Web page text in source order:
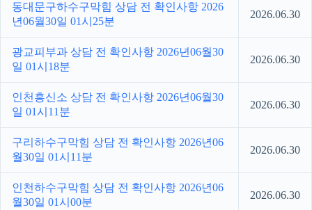
동대문구하수구막힘 상담 전 확인사항 2026
년06월30일 01시25분
2026.06.30
광교피부과 상담 전 확인사항 2026년06월30
일 01시18분
2026.06.30
인천흥신소 상담 전 확인사항 2026년06월30
일 01시11분
2026.06.30
구리하수구막힘 상담 전 확인사항 2026년06
월30일 01시11분
2026.06.30
인천하수구막힘 상담 전 확인사항 2026년06
월30일 01시00분
2026.06.30